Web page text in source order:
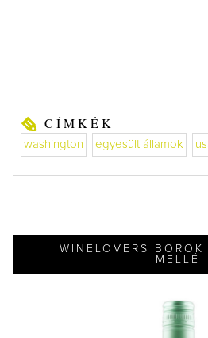
CÍMKÉK
washington egyesült államok
WINELOVERS
MELLÉ